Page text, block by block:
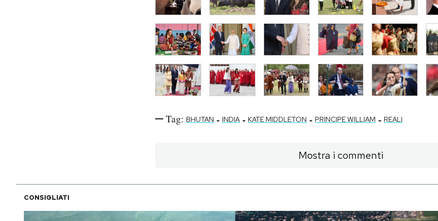
Tag: BHUTAN - INDIA - KATE MIDDLETON - PRINCIPE WILLIAM - REALI
Mostra i commenti
CONSIGLIATI